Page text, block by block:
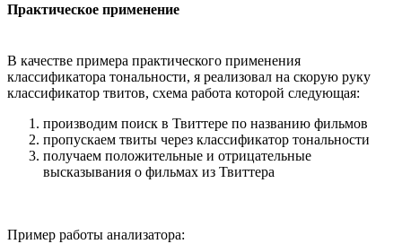
Практическое применение
В качестве примера практического применения
классификатора тональности, я реализовал на скорую руку
классификатор твитов, схема работа которой следующая:
производим поиск в Твиттере по названию фильмов
пропускаем твиты через классификатор тональности
получаем положительные и отрицательные
высказывания о фильмах из Твиттера
Пример работы анализатора: